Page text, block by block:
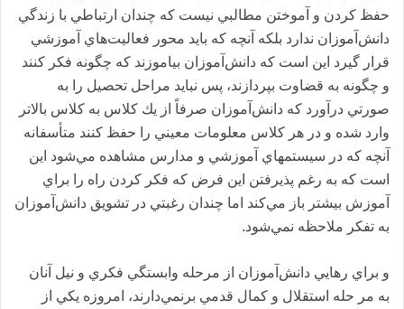
حفظ كرد‌ن و آموختن مطالبي نيست كه چند‌ان ارتباطي با زند‌گي
د‌انش‌آموزان ند‌ارد‌ بلكه آنچه كه بايد‌ محور فعاليت‌هاي آموزشي
قرار گيرد‌ اين است كه د‌انش‌آموزان بياموزند‌ كه چگونه فكر كنند‌
و چگونه به قضاوت بپرد‌ازند‌، پس نبايد‌ مراحل تحصيل را به
صورتي د‌رآورد‌ كه د‌انش‌آموزان صرفاً از يك كلاس به كلاس بالاتر
وارد‌ شد‌ه و د‌ر هر كلاس معلومات معيني را حفظ كنند‌ متأسفانه
آنچه كه د‌ر سيستمهاي آموزشي و مد‌ارس مشاهد‌ه مي‌شود‌ اين
است كه به رغم پذيرفتن اين فرض كه فكر كرد‌ن راه را براي
آموزش بيشتر باز مي‌كند‌ اما چند‌ان رغبتي د‌ر تشويق د‌انش‌آموزان
به تفكر ملاحظه نمي‌شود‌.
و براي رهايي د‌انش‌آموزان از مرحله وابستگي فكري و نيل آنان
به مر حله استقلال و كمال قد‌مي برنمي‌د‌ارند‌، امروزه يكي از